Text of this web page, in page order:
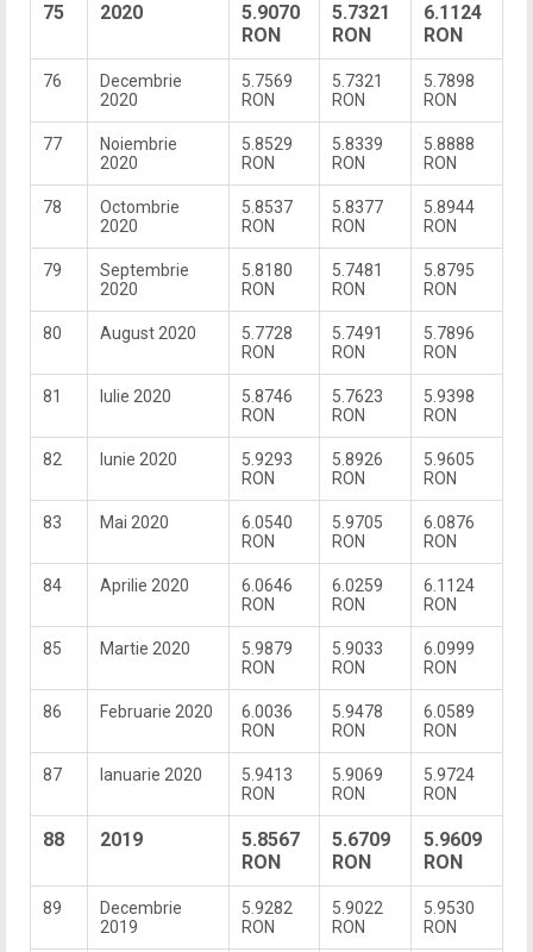
75 2020
5.9070
RON
5.7321
RON
6.1124
RON
76
Decembrie
2020
5.7569
RON
5.7321
RON
5.7898
RON
77
Noiembrie
2020
5.8529
RON
5.8339
RON
5.8888
RON
78
Octombrie
2020
5.8537
RON
5.8377
RON
5.8944
RON
79
Septembrie
2020
5.8180
RON
5.7481
RON
5.8795
RON
80 August 2020
5.7728
RON
5.7491
RON
5.7896
RON
81 Iulie 2020
5.8746
RON
5.7623
RON
5.9398
RON
82 Iunie 2020
5.9293
RON
5.8926
RON
5.9605
RON
83 Mai 2020
6.0540
RON
5.9705
RON
6.0876
RON
84 Aprilie 2020
6.0646
RON
6.0259
RON
6.1124
RON
85 Martie 2020
5.9879
RON
5.9033
RON
6.0999
RON
86 Februarie 2020
6.0036
RON
5.9478
RON
6.0589
RON
87 Ianuarie 2020
5.9413
RON
5.9069
RON
5.9724
RON
88 2019
5.8567
RON
5.6709
RON
5.9609
RON
89
Decembrie
2019
5.9282
RON
5.9022
RON
5.9530
RON